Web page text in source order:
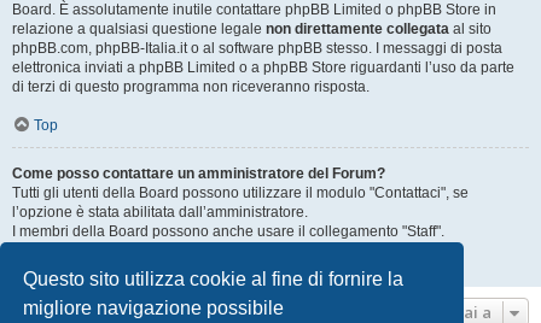
Questo sito utilizza cookie al fine di fornire la
migliore navigazione possibile
Board. È assolutamente inutile contattare phpBB Limited o phpBB Store in
relazione a qualsiasi questione legale non direttamente collegata al sito
phpBB.com, phpBB-Italia.it o al software phpBB stesso. I messaggi di posta
elettronica inviati a phpBB Limited o a phpBB Store riguardanti l’uso da parte
di terzi di questo programma non riceveranno risposta.
Top
Come posso contattare un amministratore del Forum?
Tutti gli utenti della Board possono utilizzare il modulo "Contattaci", se
l’opzione è stata abilitata dall’amministratore.
I membri della Board possono anche usare il collegamento "Staff".
Top
Vai a